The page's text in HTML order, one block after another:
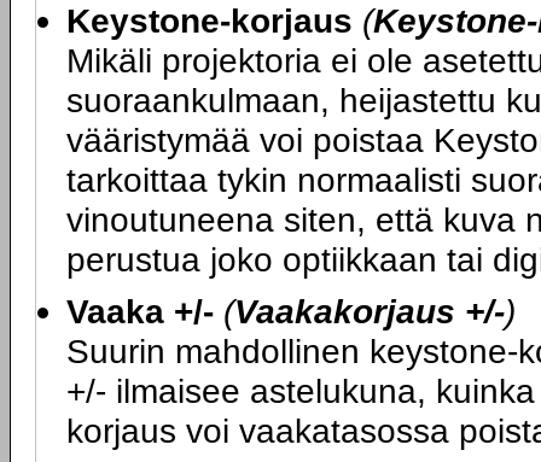
Keystone-korjaus (
Mikäli projektoria ei ole
suoraankulmaan, heijastettu
vääristymää voi poistaa
tarkoittaa tykin normaalisti
vinoutuneena siten, että kuva
perustua joko optiikkaan tai
Vaaka +/- (Vaakakorjaus +/-)
Suurin mahdollinen keystone-
+/- ilmaisee astelukuna,
korjaus voi vaakatasossa